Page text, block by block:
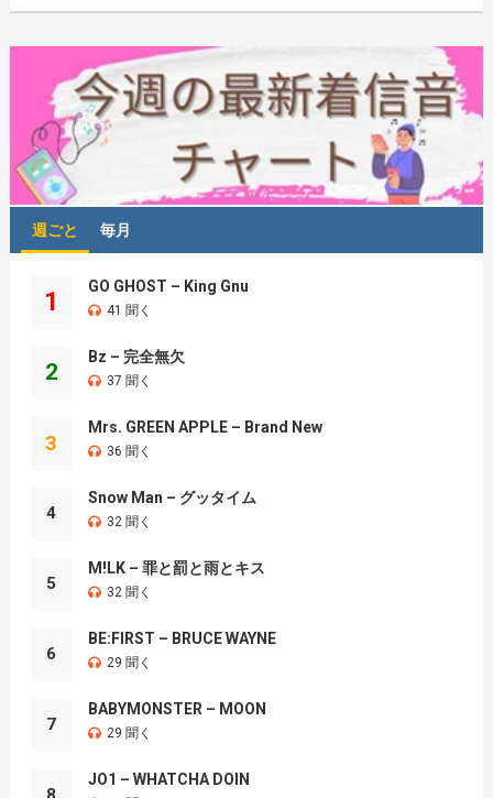
週ごと 毎月
1
GO GHOST – King Gnu
41 聞く
2
Bz – 完全無欠
37 聞く
3
Mrs. GREEN APPLE – Brand New
36 聞く
4
Snow Man – グッタイム
32 聞く
5
M!LK – 罪と罰と雨とキス
32 聞く
6
BE:FIRST – BRUCE WAYNE
29 聞く
7
BABYMONSTER – MOON
29 聞く
JO1 – WHATCHA DOIN